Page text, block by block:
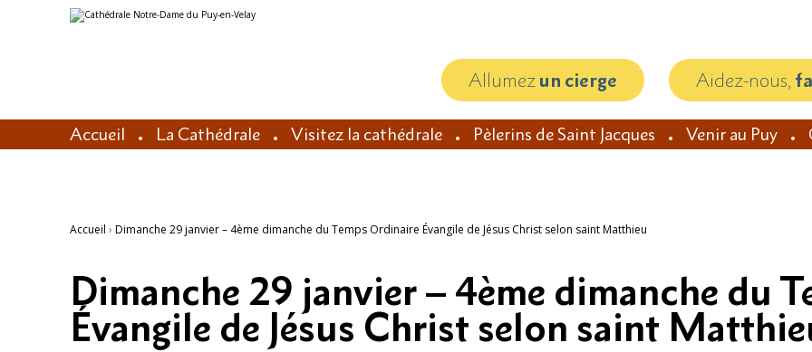
Aller
au
Outils
personnels
Allumezun cierge Aidez-nous,
Accueil La Cathédrale Visitez la cathédrale Pèlerins de Saint Jacques Venir au Puy
Accueil › Dimanche 29 janvier – 4ème dimanche du Temps Ordinaire Évangile de Jésus Christ selon saint Matthieu
Dimanche 29 janvier – 4ème dimanche du
Évangile de Jésus Christ selon saint